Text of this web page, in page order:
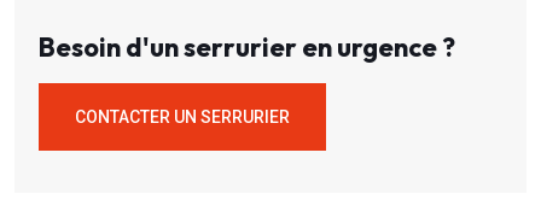
Besoin d'un serrurier en urgence ?
CONTACTER UN SERRURIER